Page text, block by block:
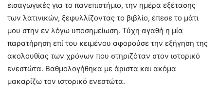
εισαγωγικές για το πανεπιστήμιο, την ημέρα εξέτασης
των λατινικών, ξεφυλλίζοντας το βιβλίο, έπεσε το μάτι
μου στην εν λόγω υποσημείωση. Τύχη αγαθή η μία
παρατήρηση επί του κειμένου αφορούσε την εξήγηση της
ακολουθίας των χρόνων που στηριζόταν στον ιστορικό
ενεστώτα. Βαθμολογήθηκα με άριστα και ακόμα
μακαρίζω τον ιστορικό ενεστώτα.